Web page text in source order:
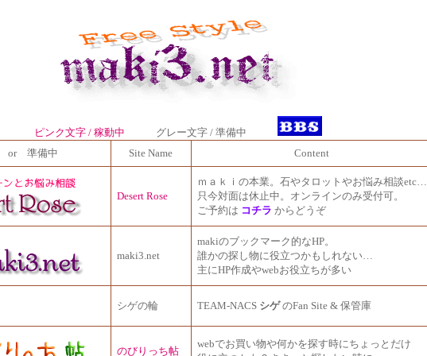
ピンク文字 / 稼動中 グレー文字 / 準備中
or 準備中
Site Name Content
Desert Rose
ｍａｋｉの本業。石やタロットやお悩み相談etc…
只今対面は休止中。オンラインのみ受付可。
ご予約は コチラ からどうぞ
maki3.net
makiのブックマーク的なHP。
誰かの探し物に役立つかもしれない…
主にHP作成やwebお役立ちが多い
シゲの輪 TEAM-NACS シゲのFan Site & 保管庫
のびりっち帖
webでお買い物や何かを探す時にちょっとだけ